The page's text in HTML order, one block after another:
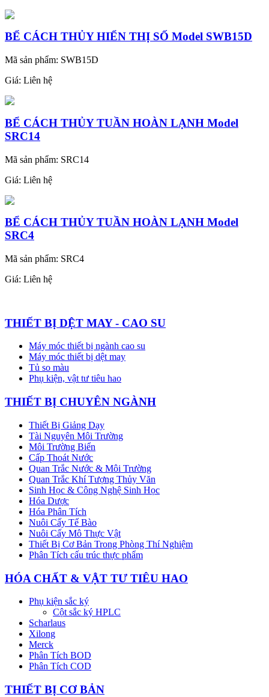
BỂ CÁCH THỦY HIỂN THỊ SỐ Model SWB15D
Mã sản phẩm: SWB15D
Giá: Liên hệ
BỂ CÁCH THỦY TUẦN HOÀN LẠNH Model
SRC14
Mã sản phẩm: SRC14
Giá: Liên hệ
BỂ CÁCH THỦY TUẦN HOÀN LẠNH Model
SRC4
Mã sản phẩm: SRC4
Giá: Liên hệ
THIẾT BỊ DỆT MAY - CAO SU
Máy móc thiết bị ngành cao su
Máy móc thiết bị dệt may
Tủ so màu
Phụ kiện, vật tư tiêu hao
THIẾT BỊ CHUYÊN NGÀNH
Thiết Bị Giảng Dạy
Tài Nguyên Môi Trường
Môi Trường Biển
Cấp Thoát Nước
Quan Trắc Nước & Môi Trường
Quan Trắc Khí Tượng Thủy Văn
Sinh Học & Công Nghệ Sinh Học
Hóa Dược
Hóa Phân Tích
Nuôi Cấy Tế Bào
Nuôi Cấy Mô Thực Vật
Thiết Bị Cơ Bản Trong Phòng Thí Nghiệm
Phân Tích cấu trúc thực phẩm
HÓA CHẤT & VẬT TƯ TIÊU HAO
Phụ kiện sắc ký
Cột sắc ký HPLC
Scharlaus
Xilong
Merck
Phân Tích BOD
Phân Tích COD
THIẾT BỊ CƠ BẢN